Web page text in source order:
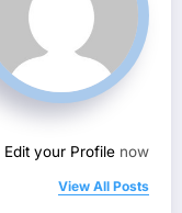
Edit your Profile now.
View All Posts